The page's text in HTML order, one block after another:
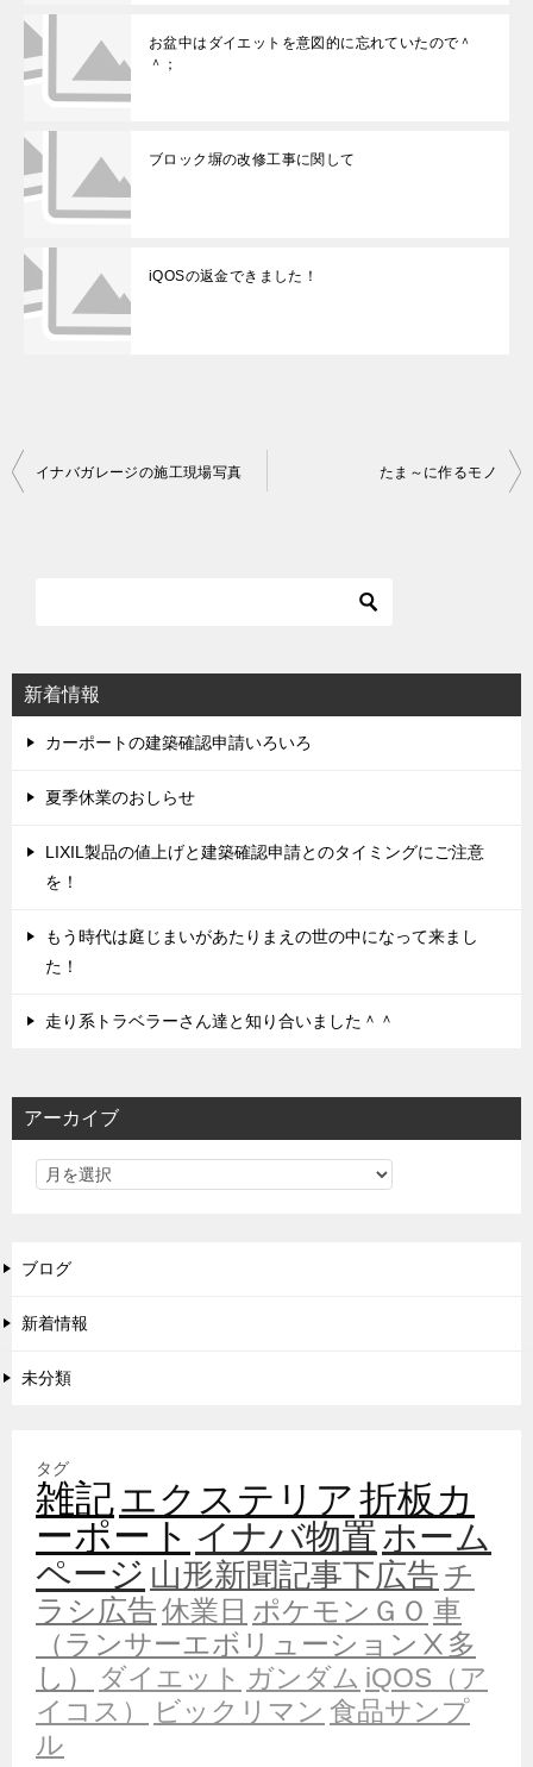
お盆中はダイエットを意図的に忘れていたので＾
＾；
ブロック塀の改修工事に関して
iQOSの返金できました！
シ
ョ
ン
イナバガレージの施工現場写真 たま～に作るモノ
新着情報
カーポートの建築確認申請いろいろ
夏季休業のおしらせ
LIXIL製品の値上げと建築確認申請とのタイミングにご注意
を！
もう時代は庭じまいがあたりまえの世の中になって来まし
た！
走り系トラベラーさん達と知り合いました＾＾
アーカイブ
ブログ
新着情報
未分類
タグ
雑記エクステリア折板カ
ーポート イナバ物置ホーム
ページ 山形新聞記事下広告 チ
ラシ広告休業日 ポケモンＧＯ 車
（ランサーエボリューションⅩ多
し）
ダイエット ガンダム iQOS（ア
イコス）
ビックリマン 食品サンプ
ル